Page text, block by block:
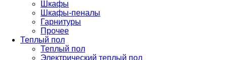
Шкафы
Шкафы-пеналы
Гарнитуры
Прочее
Теплый пол
Теплый пол
Электрический теплый пол